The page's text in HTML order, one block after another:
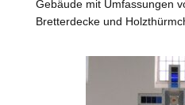
Gebäude mit Umfassungen
Bretterdecke und